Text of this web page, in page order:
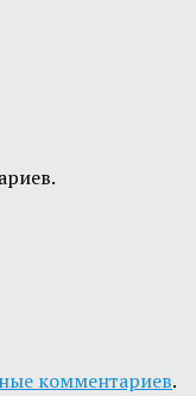
комментариев.